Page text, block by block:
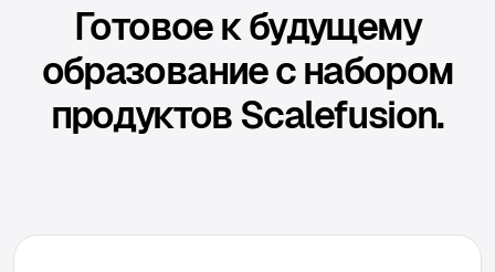
Готовое к будущему
образование с набором
продуктов Scalefusion.